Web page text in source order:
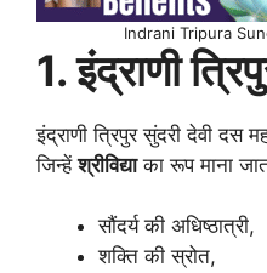
Indrani Tripura
1. इंद्राणी
इंद्राणी त्रिपुर सुंदरी देवी दस
जिन्हेंश्रीविद्याका रूप माना
सौंदर्य की अधिष्ठात्री,
शक्ति की स्रोत,